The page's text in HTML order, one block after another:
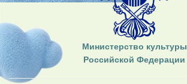
Министерство культуры
Российской Федерации